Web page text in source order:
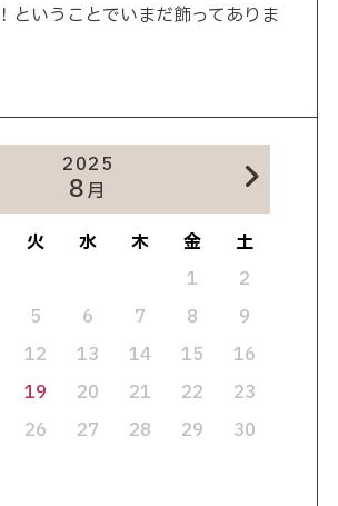
ということでいまだ飾ってありま
2025
8月
火 水 木 金
土
1
2
5 6 7 8
9
12 13 14 15
16
19 20 21 22
23
26 27 28 29
30